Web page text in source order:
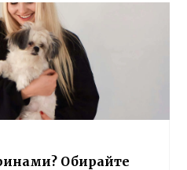
Обирайте